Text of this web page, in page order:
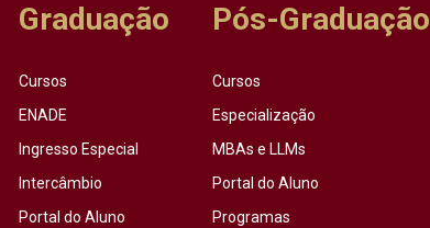
Graduação
Cursos
ENADE
Ingresso Especial
Intercâmbio
Portal do Aluno
Pós-Graduação
Cursos
Especialização
MBAs e LLMs
Portal do Aluno
Programas